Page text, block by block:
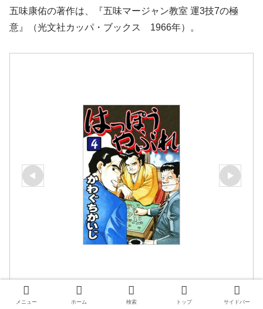
五味康佑の著作は、『五味マージャン教室 運3技7の極
意』（光文社カッパ・ブックス 1966年）。
はっぽうやぶれ（4）【電子書籍】[ かわぐち
メニュー ホーム 検索 トップ サイドバー